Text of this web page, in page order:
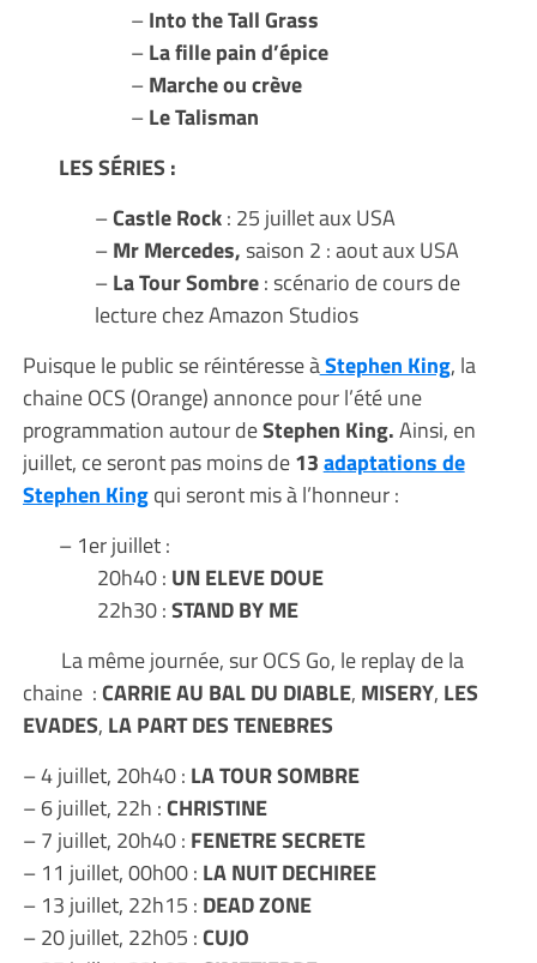
–Into the Tall Grass
–La fille pain d’épice
–Marche ou crève
–Le Talisman
LES SÉRIES :
–Castle Rock: 25 juillet aux USA
–Mr Mercedes,saison 2 : aout aux USA
–La Tour Sombre: scénario de cours de
lecture chez Amazon Studios
Puisque le public se réintéresse àStephen King, la
chaine OCS (Orange) annonce pour l’été une
programmation autour deStephen King.Ainsi, en
juillet, ce seront pas moins de13adaptations de
Stephen Kingqui seront mis à l’honneur :
– 1er juillet :
20h40 : UN ELEVE DOUE
22h30 :STAND BY ME
La même journée, sur OCS Go, le replay de la
chaine :CARRIE AU BAL DU DIABLE, MISERY, LES
EVADES, LA PART DES TENEBRES
– 4 juillet, 20h40 : LA TOUR SOMBRE
– 6 juillet, 22h :CHRISTINE
– 7 juillet, 20h40 : FENETRE SECRETE
– 11 juillet, 00h00 : LA NUIT DECHIREE
– 13 juillet, 22h15 : DEAD ZONE
– 20 juillet, 22h05 :CUJO